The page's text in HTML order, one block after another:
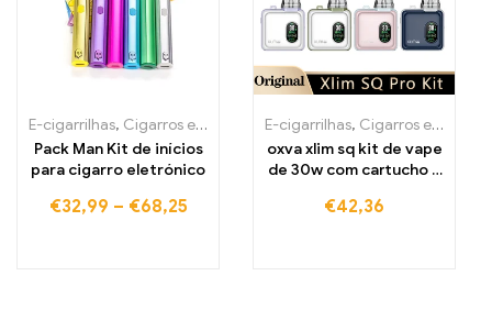
E-cigarrilhas, Cigarros eletrónicos descartáveis Portugal ,
Pack Man Kit de inícios
para cigarro eletrónico
€32,99 – €68,25
E-cigarrilhas, Cigarros eletrónicos descartáveis Portugal
oxva xlim sq kit de vape
de 30w com cartucho e
€42,36